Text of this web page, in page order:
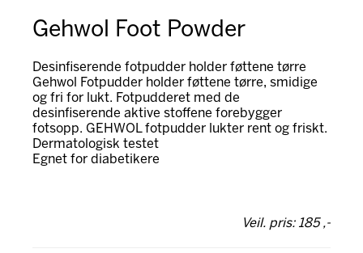
Gehwol Foot Powder
Desinfiserende fotpudder holder føttene tørre
Gehwol Fotpudder holder føttene tørre, smidige
og fri for lukt. Fotpudderet med de
desinfiserende aktive stoffene forebygger
fotsopp. GEHWOL fotpudder lukter rent og friskt.
Dermatologisk testet
Egnet for diabetikere
Veil. pris: 185 ,-